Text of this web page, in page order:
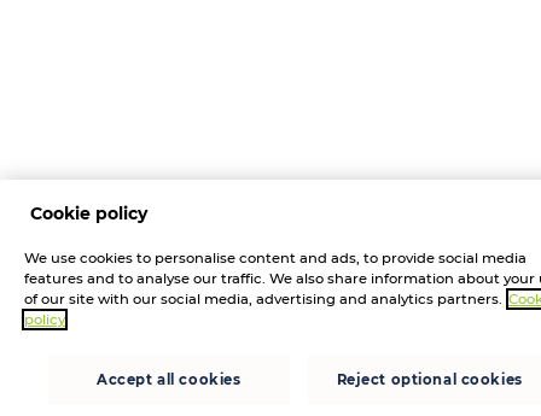
Cookie policy
We use cookies to personalise content and ads, to provide social media
features and to analyse our traffic. We also share information about your
of our site with our social media, advertising and analytics partners.
policy
Accept all cookies Reject optional cookies